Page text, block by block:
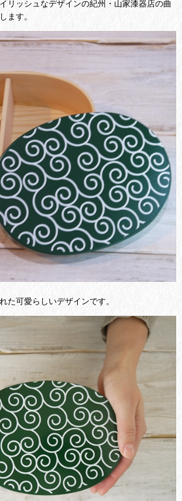
リッシュなデザインの紀州・山家漆器店の曲
ます。
た可愛らしいデザインです。